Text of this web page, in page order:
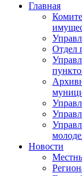
Главная
Отдел
Новости